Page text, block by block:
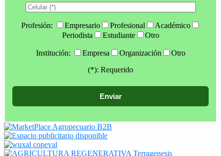
Profesión: Empresario Profesional
Académico
Periodista
Estudiante Otro
Institución: Empresa Organización
Otro
(*): Requerido